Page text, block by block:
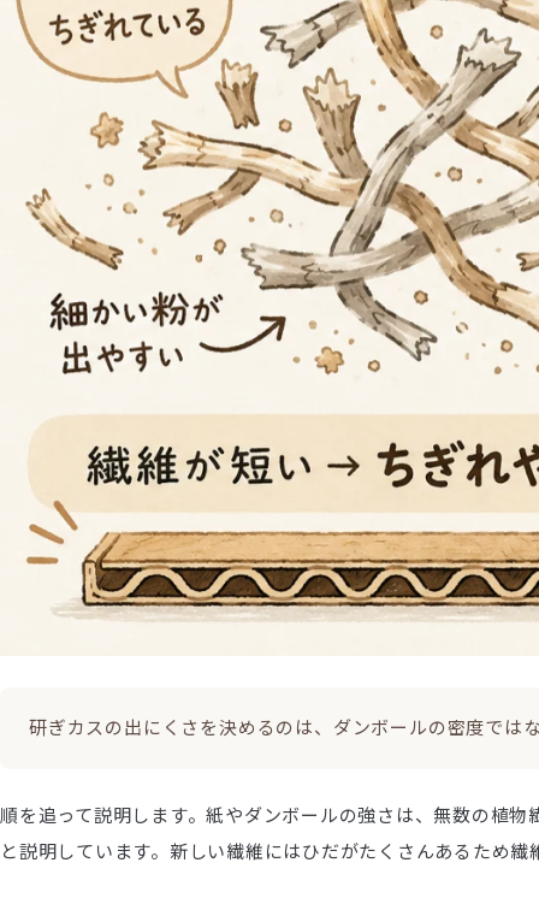
研ぎカスの出にくさを決めるのは、ダンボールの密度では
順を追って説明します。紙やダンボールの強さは、無数の植
と説明しています。新しい繊維にはひだがたくさんあるため